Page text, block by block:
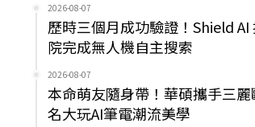
2026-08-07
歷時三個月成功驗證！Shield AI
院完成無人機自主搜索
2026-08-07
本命萌友隨身帶！華碩攜手三
名大玩AI筆電潮流美學